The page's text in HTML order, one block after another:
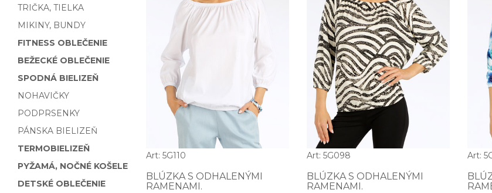
TRIČKA, TIELKA
MIKINY, BUNDY
FITNESS OBLEČENIE
BEŽECKÉ OBLEČENIE
SPODNÁ BIELIZEŇ
NOHAVIČKY
PODPRSENKY
PÁNSKA BIELIZEŇ
TERMOBIELIZEŇ
PYŽAMÁ, NOČNÉ KOŠELE
DETSKÉ OBLEČENIE
Art: 5G110
BLÚZKA S ODHALENÝMI
RAMENAMI.
Art: 5G098
BLÚZKA S ODHALENÝMI
RAMENAMI.
Art: